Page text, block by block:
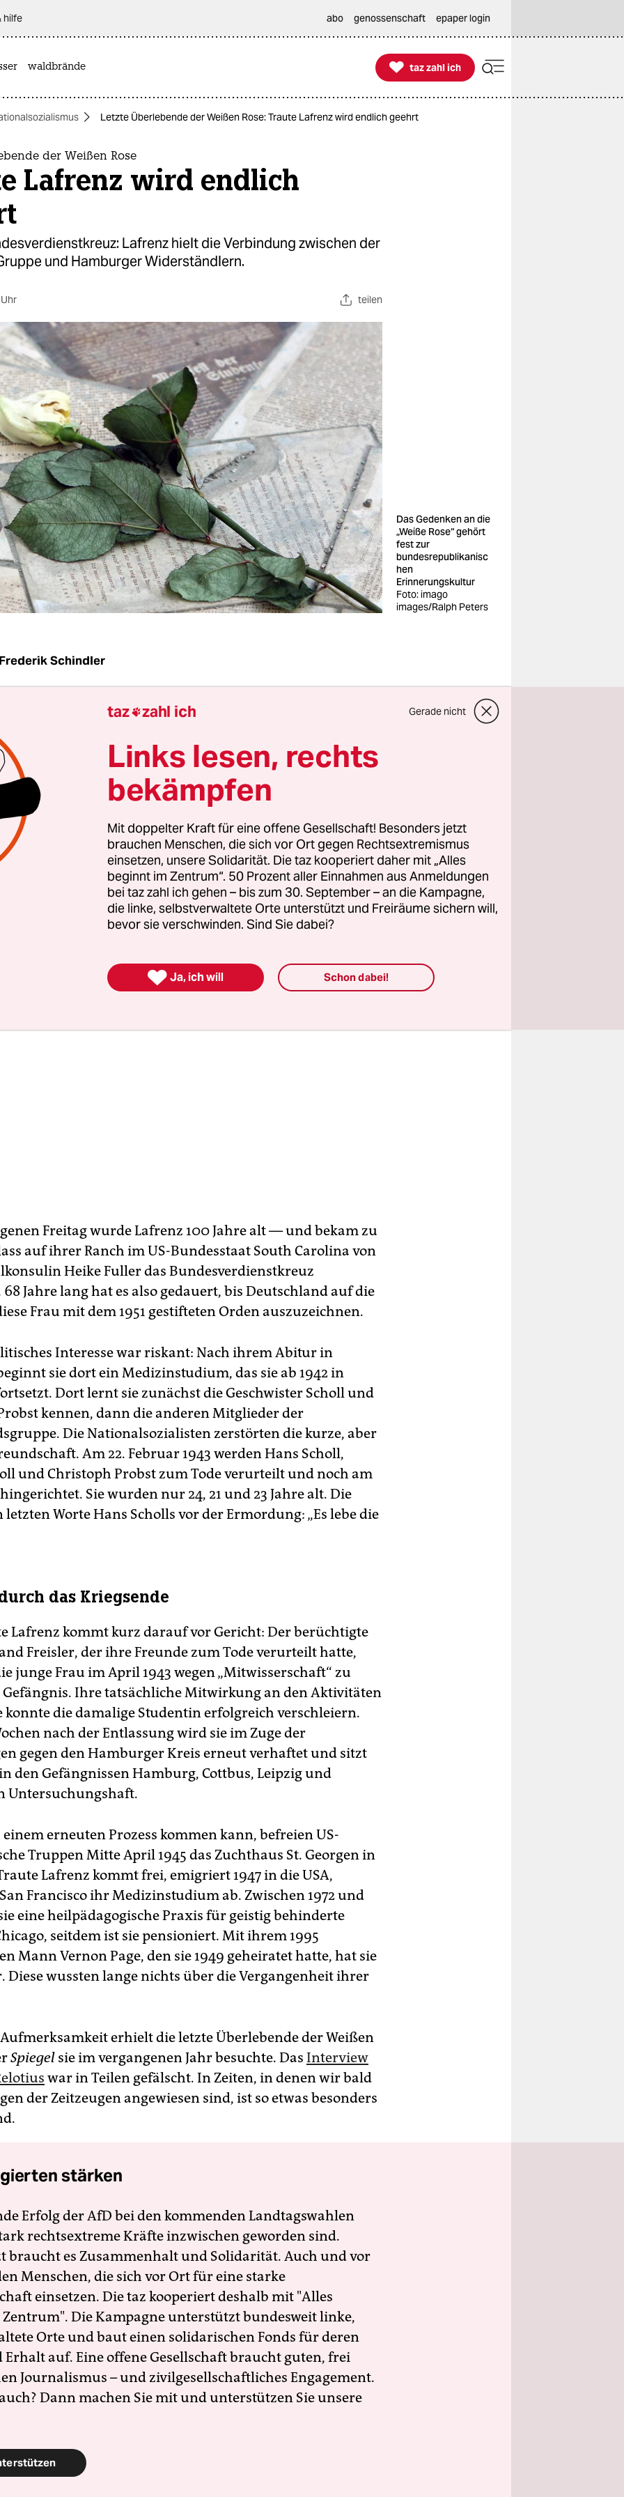
hilfe abo genossenschaft epaper login
waldbrände 
taz zahl ich
taz zahl ich
Letzte Überlebende der Weißen Rose: Traute Lafrenz wird endlich geehrt
der Weißen Rose
Lafrenz wird endlich
Lafrenz hielt die Verbindung zwischen der
und Hamburger Widerständlern.
teilen
Das Gedenken an die
„Weiße Rose“ gehört
fest zur
bundesrepublikanisc
hen
Erinnerungskultur
Foto: imago
images/Ralph Peters
Frederik Schindler
nicht so einen Rummel um mich“, sagte Traute Lafrenz
eines
Ihre Rolle als Mitglied der Weißen Rose spielt sie noch
herunter. Doch Lafrenz beteiligte sich 1942 aktiv an der
Flugblättern, auf denen zum Widerstand gegen den
aufgerufen wurde.
Verbindungsglied zwischen der Münchner und der
Weißen Rose aktiv, baute Kontakt zwischen den getrennt
Gruppen auf. „Wir haben dieselben Sachen gelesen,
gedacht“, sagt sie über ihre engen Freunde Hans und
Freitag wurde Lafrenz 100 Jahre alt –– und bekam zu
auf ihrer Ranch im US-Bundesstaat South Carolina von
Heike Fuller das Bundesverdienstkreuz
Jahre lang hat es also gedauert, bis Deutschland auf die
Frau mit dem 1951 gestifteten Orden auszuzeichnen.
Interesse war riskant: Nach ihrem Abitur in
sie dort ein Medizinstudium, das sie ab 1942 in
Dort lernt sie zunächst die Geschwister Scholl und
kennen, dann die anderen Mitglieder der
Die Nationalsozialisten zerstörten die kurze, aber
Am 22. Februar 1943 werden Hans Scholl,
und Christoph Probst zum Tode verurteilt und noch am
Sie wurden nur 24, 21 und 23 Jahre alt. Die
Worte Hans Scholls vor der Ermordung: „Es lebe die
das Kriegsende
Lafrenz kommt kurz darauf vor Gericht: Der berüchtigte
Freisler, der ihre Freunde zum Tode verurteilt hatte,
junge Frau im April 1943 wegen „Mitwisserschaft“ zu
Gefängnis. Ihre tatsächliche Mitwirkung an den Aktivitäten
konnte die damalige Studentin erfolgreich verschleiern.
nach der Entlassung wird sie im Zuge der
gegen den Hamburger Kreis erneut verhaftet und sitzt
den Gefängnissen Hamburg, Cottbus, Leipzig und
Untersuchungshaft.
einem erneuten Prozess kommen kann, befreien US-
Truppen Mitte April 1945 das Zuchthaus St. Georgen in
Lafrenz kommt frei, emigriert 1947 in die USA,
Francisco ihr Medizinstudium ab. Zwischen 1972 und
eine heilpädagogische Praxis für geistig behinderte
seitdem ist sie pensioniert. Mit ihrem 1995
Mann Vernon Page, den sie 1949 geheiratet hatte, hat sie
Diese wussten lange nichts über die Vergangenheit ihrer
erhielt die letzte Überlebende der Weißen
Spiegel sie im vergangenen Jahr besuchte. Das Interview
war in Teilen gefälscht. In Zeiten, in denen wir bald
der Zeitzeugen angewiesen sind, ist so etwas besonders
stärken
Erfolg der AfD bei den kommenden Landtagswahlen
rechtsextreme Kräfte inzwischen geworden sind.
braucht es Zusammenhalt und Solidarität. Auch und vor
Menschen, die sich vor Ort für eine starke
einsetzen. Die taz kooperiert deshalb mit "Alles
Die Kampagne unterstützt bundesweit linke,
Orte und baut einen solidarischen Fonds für deren
Erhalt auf. Eine offene Gesellschaft braucht guten, frei
Journalismus – und zivilgesellschaftliches Engagement.
Dann machen Sie mit und unterstützen Sie unsere
taz zahl ich Gerade nicht
Links lesen, rechts
bekämpfen
Mit doppelter Kraft für eine offene Gesellschaft! Besonders jetzt
brauchen Menschen, die sich vor Ort gegen Rechtsextremismus
einsetzen, unsere Solidarität. Die taz kooperiert daher mit „Alles
beginnt im Zentrum“. 50 Prozent aller Einnahmen aus Anmeldungen
bei taz zahl ich gehen – bis zum 30. September – an die Kampagne,
die linke, selbstverwaltete Orte unterstützt und Freiräume sichern will,
bevor sie verschwinden. Sind Sie dabei?
 Ja, ich will Schon dabei!